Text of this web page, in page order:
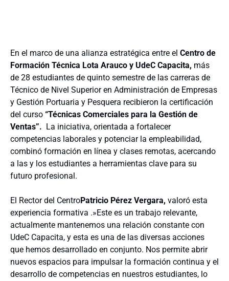
En el marco de una alianza estratégica entre el Centro de
Formación Técnica Lota Arauco y UdeC Capacita, más
de 28 estudiantes de quinto semestre de las carreras de
Técnico de Nivel Superior en Administración de Empresas
y Gestión Portuaria y Pesquera recibieron la certificación
del curso “Técnicas Comerciales para la Gestión de
Ventas”. La iniciativa, orientada a fortalecer
competencias laborales y potenciar la empleabilidad,
combinó formación en línea y clases remotas, acercando
a las y los estudiantes a herramientas clave para su
futuro profesional.
El Rector del CentroPatricio Pérez Vergara, valoró esta
experiencia formativa .»Este es un trabajo relevante,
actualmente mantenemos una relación constante con
UdeC Capacita, y esta es una de las diversas acciones
que hemos desarrollado en conjunto. Nos permite abrir
nuevos espacios para impulsar la formación continua y el
desarrollo de competencias en nuestros estudiantes, lo